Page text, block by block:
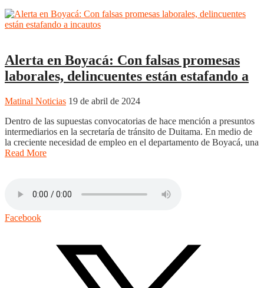
Alerta en Boyacá: Con falsas promesas
laborales, delincuentes están estafando a
Matinal Noticias 19 de abril de 2024
Dentro de las supuestas convocatorias de hace mención a presuntos
intermediarios en la secretaría de tránsito de Duitama. En medio de
la creciente necesidad de empleo en el departamento de Boyacá, una
Read More
Facebook